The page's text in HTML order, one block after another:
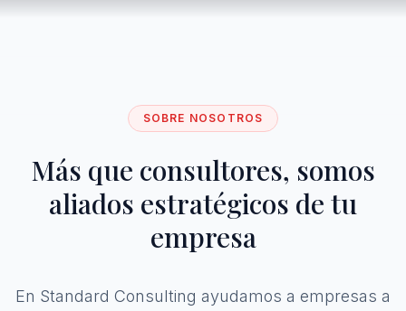
SOBRE NOSOTROS
Más que consultores, somos
aliados estratégicos de tu
empresa
En Standard Consulting ayudamos a empresas a